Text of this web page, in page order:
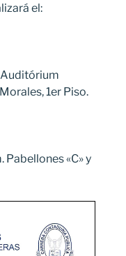
el:
Auditórium
1er Piso.
«C» y